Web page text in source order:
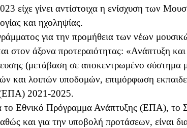
είχε γίνει αντίστοιχα η ενίσχυση των
και ηχοληψίας.
για την προμήθεια των νέων
στον άξονα προτεραιότητας: «Ανάπτυξη
(μετάβαση σε αποκεντρωμένο σύστημα
και λοιπών υποδομών, επιμόρφωση
2021-2025.
το Εθνικό Πρόγραμμα Ανάπτυξης (ΕΠΑ), το
και για την υποβολή προτάσεων, είναι